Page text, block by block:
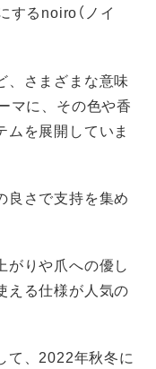
するnoiro（ノイ
、さまざまな意味
マに、その色や香
ムを展開していま
良さで支持を集め
がりや爪への優し
える仕様が人気の
て、2022年秋冬に